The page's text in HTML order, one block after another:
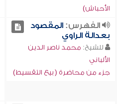
الأحباش)
الفهرس:المقصود
بعدالة الراوي
للشيخ: محمد ناصر الدين
الألباني
جزء من محاضرة ( بيع التقسيط)